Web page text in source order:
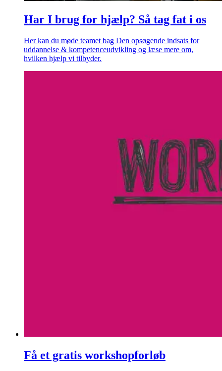
Har I brug for hjælp? Så tag fat i os
Her kan du møde teamet bag Den opsøgende indsats for
uddannelse & kompetenceudvikling og læse mere om,
hvilken hjælp vi tilbyder.
Få et gratis workshopforløb